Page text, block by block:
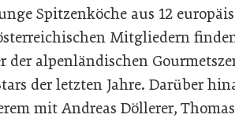
Spitzenköche aus 12
Mitgliedern
der alpenländischen
der letzten Jahre. Darüber
mit Andreas Döllerer,